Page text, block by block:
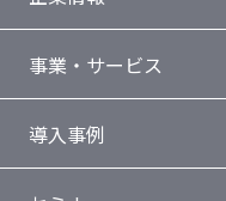
事業・サービス
導入事例